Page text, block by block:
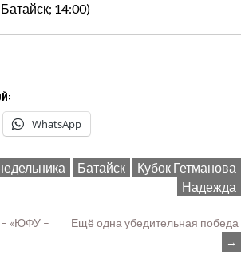
14:00)
WhatsApp
Батайск
Кубок Гетманова
Надежда
– «ЮФУ –
Ещё одна убедительная победа
→